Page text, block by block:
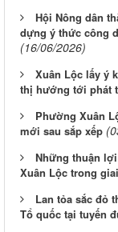
Hội Nông dân
dựng ý thức công
(16/06/2026)
Xuân Lộc lấy ý
thị hướng tới phát
Phường Xuân
mới sau sắp xếp
Những thuận
Xuân Lộc trong
Lan tỏa sắc đỏ
Tổ quốc tại tuyến